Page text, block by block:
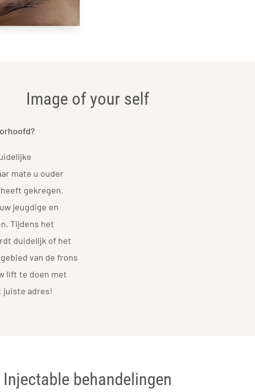
Image of your self
mate u ouder
gekregen.
jeugdige en
Tijdens het
duidelijk of het
van de frons
lift te doen met
juiste adres!
Injectable behandelingen